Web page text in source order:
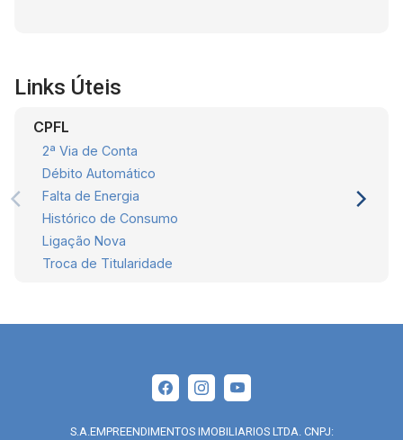
Links Úteis
CPFL
2ª Via de Conta
Débito Automático
Falta de Energia
Histórico de Consumo
Ligação Nova
Troca de Titularidade
S.A.EMPREENDIMENTOS IMOBILIARIOS LTDA. CNPJ: